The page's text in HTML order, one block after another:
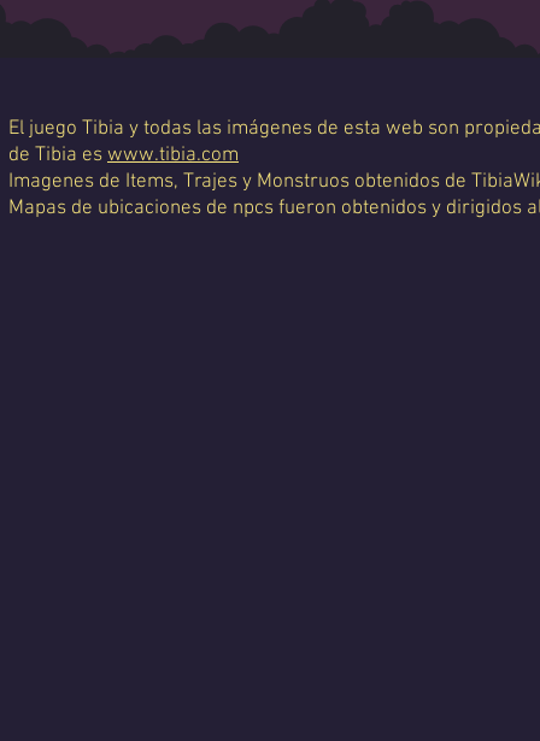
El juego Tibia y todas las imágenes de esta web son
de Tibia es www.tibia.com
Imagenes de Items, Trajes y Monstruos obtenidos de
Mapas de ubicaciones de npcs fueron obtenidos y dirigidos